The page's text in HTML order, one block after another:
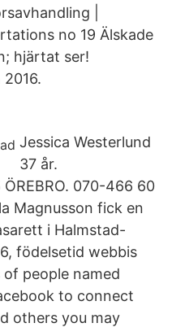
|
no 19 Älskade
hjärtat ser!
Jessica Westerlund
37 år.
070-466 60
Magnusson fick en
i Halmstad-
födelsetid webbis
people named
to connect
others you may